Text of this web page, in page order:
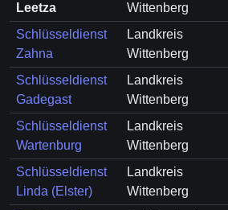
Leetza
Wittenberg
Schlüsseldienst
Zahna
Landkreis
Wittenberg
Schlüsseldienst
Gadegast
Landkreis
Wittenberg
Schlüsseldienst
Wartenburg
Landkreis
Wittenberg
Schlüsseldienst
Linda (Elster)
Landkreis
Wittenberg